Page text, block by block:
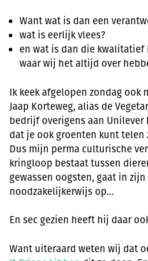
Want wat is dan een
wat is eerlijk vlees?
en wat is dan die kwalitatief
waar wij het altijd over
Ik keek afgelopen zondag ook
Jaap Korteweg, alias de
bedrijf overigens aan
dat je ook groenten kunt
Dus mijn perma culturische
kringloop bestaat tussen
gewassen oogsten, gaat in
noodzakelijkerwijs op…
En sec gezien heeft hij daar
Want uiteraard weten wij dat